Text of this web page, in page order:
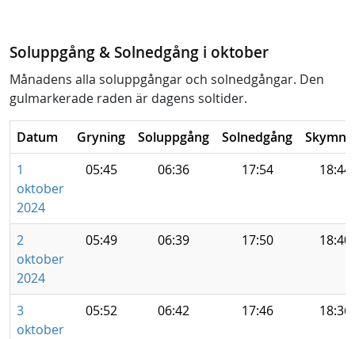
Soluppgång & Solnedgång i oktober
Månadens alla soluppgångar och solnedgångar. Den
gulmarkerade raden är dagens soltider.
Datum Gryning Soluppgång Solnedgång
1
oktober
2024
05:45 06:36 17:54 18:44
2
oktober
2024
05:49 06:39 17:50 18:40
3
oktober
05:52 06:42 17:46 18:36